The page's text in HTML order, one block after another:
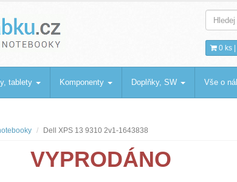
0 ks |
tablety Komponenty Doplňky, SW Vše o
Dell XPS 13 9310 2v1-1643838
VYPRODÁNO